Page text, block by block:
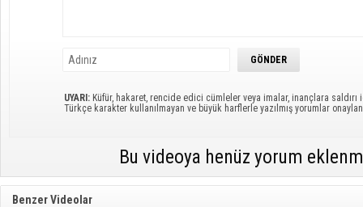
UYARI: Küfür, hakaret, rencide edici cümleler veya imalar, inançlara saldırı
Türkçe karakter kullanılmayan ve büyük harflerle yazılmış yorumlar
Bu videoya henüz yorum
Benzer Videolar